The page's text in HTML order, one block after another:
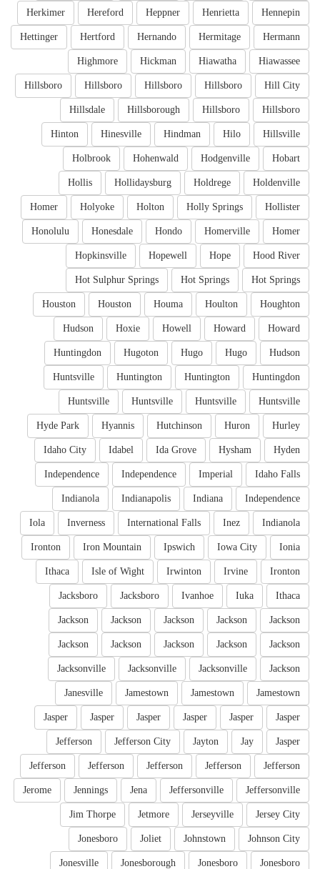
Hennepin
Henrietta
Heppner
Hereford
Herkimer
Hermann
Hermitage
Hernando
Hertford
Hettinger
Hiawassee
Hiawatha
Hickman
Highmore
Hill City
Hillsboro
Hillsboro
Hillsboro
Hillsboro
Hillsboro
Hillsboro
Hillsborough
Hillsdale
Hillsville
Hilo
Hindman
Hinesville
Hinton
Hobart
Hodgenville
Hohenwald
Holbrook
Holdenville
Holdrege
Hollidaysburg
Hollis
Hollister
Holly Springs
Holton
Holyoke
Homer
Homer
Homerville
Hondo
Honesdale
Honolulu
Hood River
Hope
Hopewell
Hopkinsville
Hot Springs
Hot Springs
Hot Sulphur Springs
Houghton
Houlton
Houma
Houston
Houston
Howard
Howard
Howell
Hoxie
Hudson
Hudson
Hugo
Hugo
Hugoton
Huntingdon
Huntingdon
Huntington
Huntington
Huntsville
Huntsville
Huntsville
Huntsville
Huntsville
Hurley
Huron
Hutchinson
Hyannis
Hyde Park
Hyden
Hysham
Ida Grove
Idabel
Idaho City
Idaho Falls
Imperial
Independence
Independence
Independence
Indiana
Indianapolis
Indianola
Indianola
Inez
International Falls
Inverness
Iola
Ionia
Iowa City
Ipswich
Iron Mountain
Ironton
Ironton
Irvine
Irwinton
Isle of Wight
Ithaca
Ithaca
Iuka
Ivanhoe
Jacksboro
Jacksboro
Jackson
Jackson
Jackson
Jackson
Jackson
Jackson
Jackson
Jackson
Jackson
Jackson
Jackson
Jacksonville
Jacksonville
Jacksonville
Jamestown
Jamestown
Jamestown
Janesville
Jasper
Jasper
Jasper
Jasper
Jasper
Jasper
Jasper
Jay
Jayton
Jefferson City
Jefferson
Jefferson
Jefferson
Jefferson
Jefferson
Jefferson
Jeffersonville
Jeffersonville
Jena
Jennings
Jerome
Jersey City
Jerseyville
Jetmore
Jim Thorpe
Johnson City
Johnstown
Joliet
Jonesboro
Jonesboro
Jonesboro
Jonesborough
Jonesville